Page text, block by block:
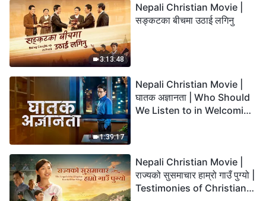
3:13:48
Nepali Christian Movie |
सङ्कटका बीचमा उठाई लगिनु
1:39:17
Nepali Christian Movie |
घातक अज्ञानता | Who Should
We Listen to in Welcoming
Nepali Christian Movie |
राज्यको सुसमाचार हाम्रो गाउँ पुग्यो |
Testimonies of Christians